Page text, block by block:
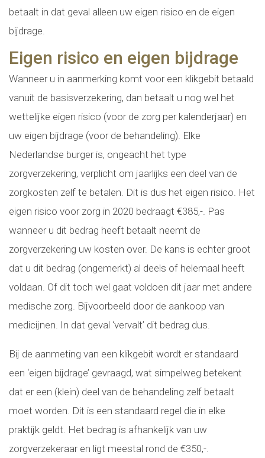
betaalt in dat geval alleen uw eigen risico en de eigen
bijdrage.
Eigen risico en eigen bijdrage
Wanneer u in aanmerking komt voor een klikgebit betaald
vanuit de basisverzekering, dan betaalt u nog wel het
wettelijke eigen risico (voor de zorg per kalenderjaar) en
uw eigen bijdrage (voor de behandeling). Elke
Nederlandse burger is, ongeacht het type
zorgverzekering, verplicht om jaarlijks een deel van de
zorgkosten zelf te betalen. Dit is dus het eigen risico. Het
eigen risico voor zorg in 2020 bedraagt €385,-. Pas
wanneer u dit bedrag heeft betaalt neemt de
zorgverzekering uw kosten over. De kans is echter groot
dat u dit bedrag (ongemerkt) al deels of helemaal heeft
voldaan. Of dit toch wel gaat voldoen dit jaar met andere
medische zorg. Bijvoorbeeld door de aankoop van
medicijnen. In dat geval ‘vervalt’ dit bedrag dus.
Bij de aanmeting van een klikgebit wordt er standaard
een ‘eigen bijdrage’ gevraagd, wat simpelweg betekent
dat er een (klein) deel van de behandeling zelf betaalt
moet worden. Dit is een standaard regel die in elke
praktijk geldt. Het bedrag is afhankelijk van uw
zorgverzekeraar en ligt meestal rond de €350,-.